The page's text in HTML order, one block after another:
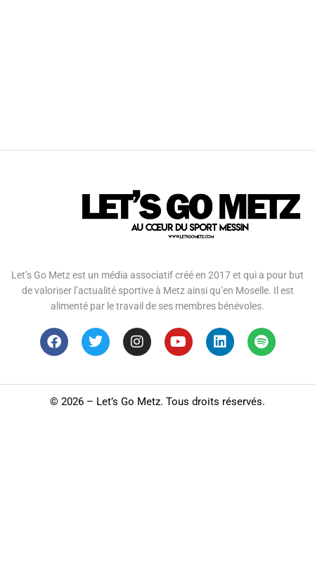
Let’s Go Metz est un média associatif créé en 2017 et qui a pour but
de valoriser l’actualité sportive à Metz ainsi qu’en Moselle. Il est
alimenté par le travail de ses membres bénévoles.
© 2026 – Let’s Go Metz. Tous droits réservés.